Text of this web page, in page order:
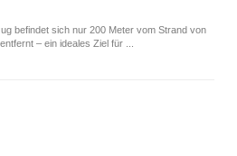
befindet sich nur 200 Meter vom Strand von
– ein ideales Ziel für ...